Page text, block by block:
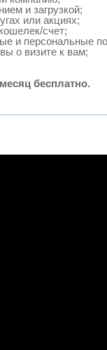
и загрузкой;
или акциях;
счет;
и персональные
о визите к вам;
бесплатно.